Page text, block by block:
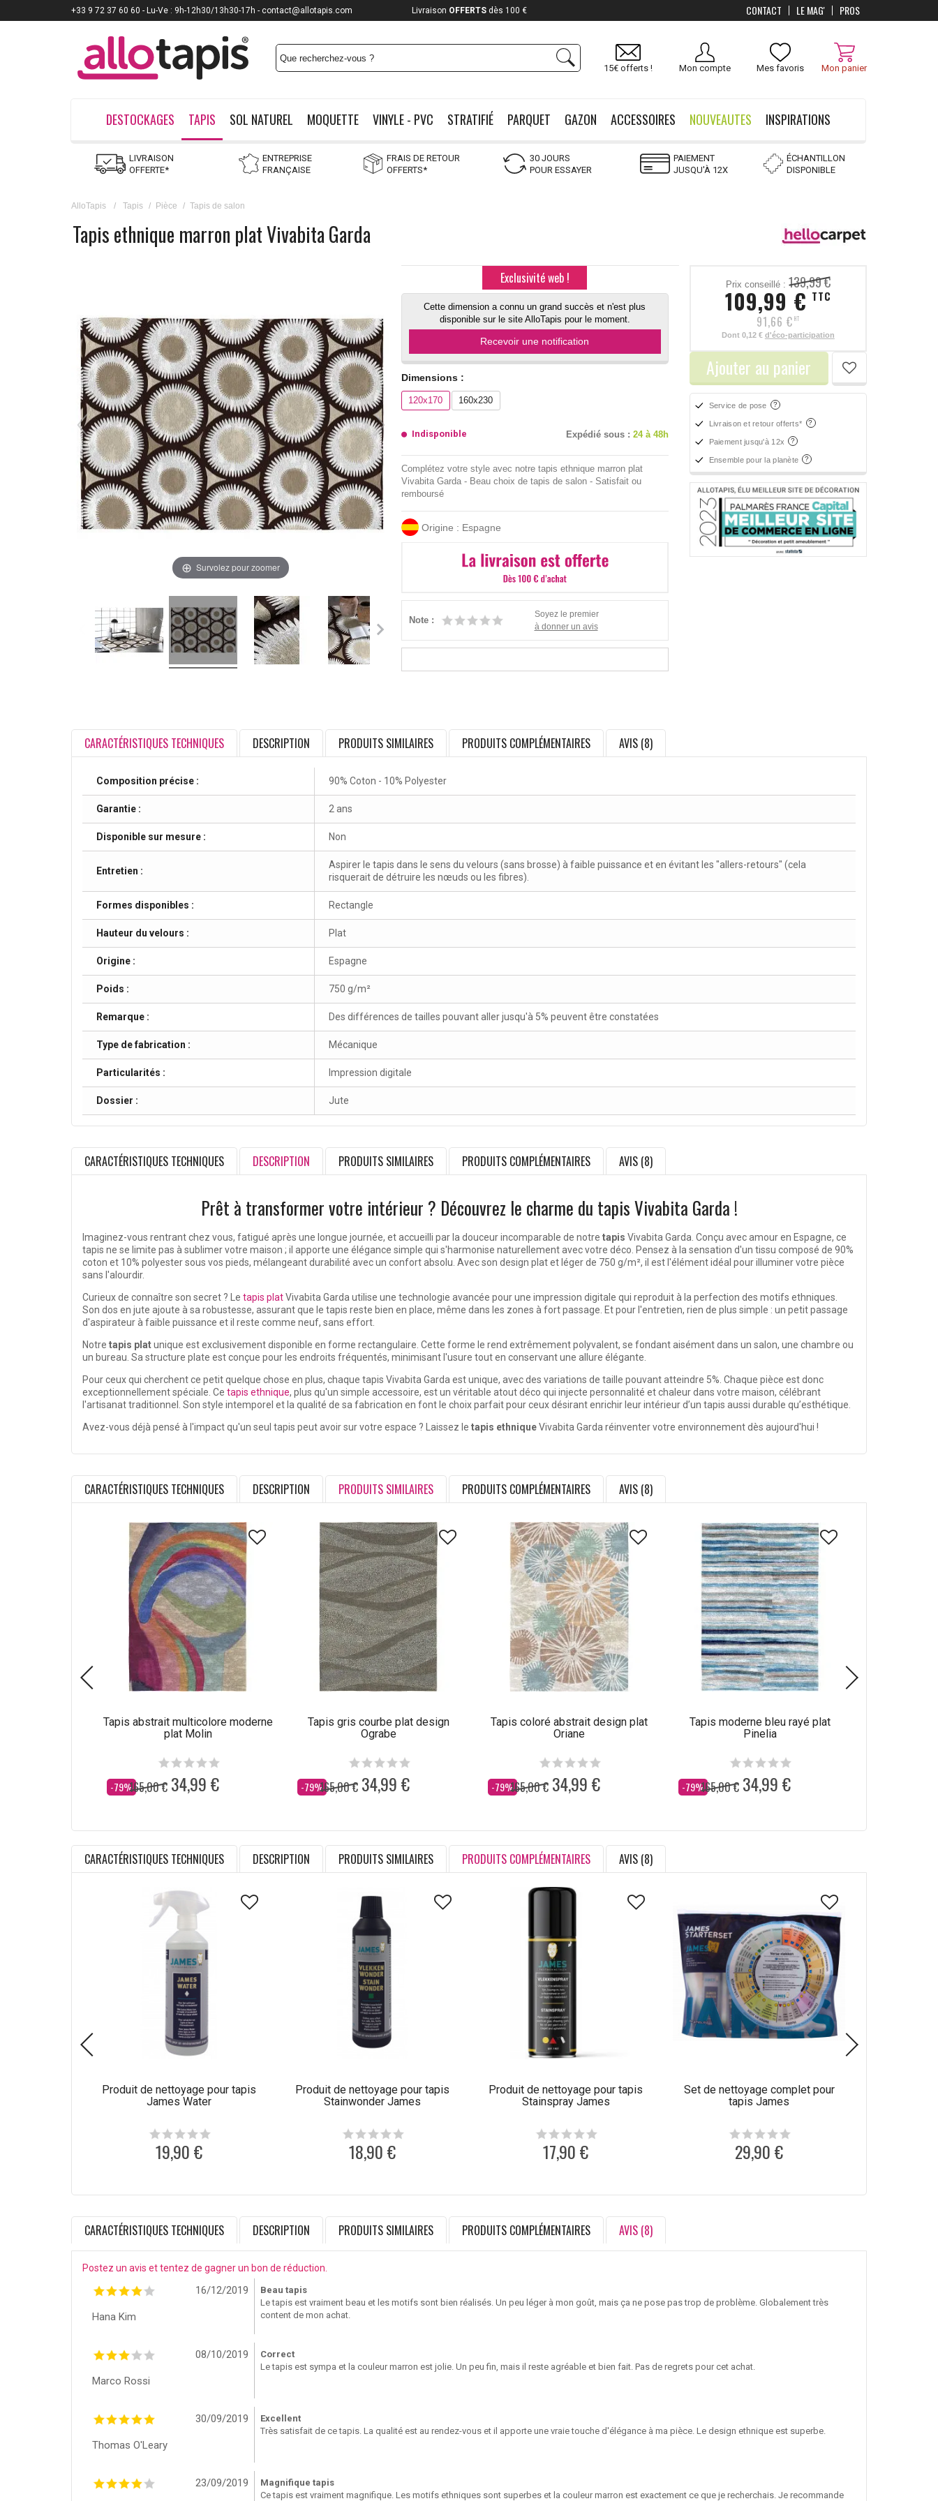
Mon panier
Mes favoris
Mon compte
15€ offerts !
DESTOCKAGES TAPIS SOL NATUREL MOQUETTE VINYLE - PVC STRATIFIÉ PARQUET GAZON ACCESSOIRES NOUVEAUTES INSPIRATIONS
LIVRAISON
OFFERTE*
ENTREPRISE
FRANÇAISE
FRAIS DE RETOUR
OFFERTS*
30 JOURS
POUR ESSAYER
PAIEMENT
JUSQU'À 12X
ÉCHANTILLON
DISPONIBLE
AlloTapis / Tapis / Pièce / Tapis de salon
Tapis ethnique marron plat Vivabita Garda
Survolez pour zoomer
Exclusivité web !
Cette dimension a connu un grand succès et n'est plus
disponible sur le site AlloTapis pour le moment.
Recevoir une notification
Dimensions :
120x170 160x230
Indisponible Expédié sous : 24 à 48h
Complétez votre style avec notre tapis ethnique marron plat
Vivabita Garda - Beau choix de tapis de salon - Satisfait ou
remboursé
Origine : Espagne
Note :
Soyez le premier
à donner un avis
Prix conseillé : 139,99 €
109,99 € TTC
91,66 € HT
Dont 0,12 € d'éco-participation
Ajouter au panier
Service de pose
Livraison et retour offerts*
Paiement jusqu'à 12x
Ensemble pour la planète
CARACTÉRISTIQUES TECHNIQUES DESCRIPTION PRODUITS SIMILAIRES PRODUITS COMPLÉMENTAIRES AVIS (8)
Composition précise : 90% Coton - 10% Polyester
Garantie : 2 ans
Disponible sur mesure : Non
Entretien :
Aspirer le tapis dans le sens du velours (sans brosse) à faible puissance et en évitant les "allers-retours" (cela
risquerait de détruire les nœuds ou les fibres).
Formes disponibles : Rectangle
Hauteur du velours : Plat
Origine : Espagne
Poids : 750 g/m²
Remarque : Des différences de tailles pouvant aller jusqu'à 5% peuvent être constatées
Type de fabrication : Mécanique
Particularités : Impression digitale
Dossier : Jute
CARACTÉRISTIQUES TECHNIQUES DESCRIPTION PRODUITS SIMILAIRES PRODUITS COMPLÉMENTAIRES AVIS (8)
Prêt à transformer votre intérieur ? Découvrez le charme du tapis Vivabita Garda !
Imaginez-vous rentrant chez vous, fatigué après une longue journée, et accueilli par la douceur incomparable de notre tapis Vivabita Garda. Conçu avec amour en Espagne, ce
tapis ne se limite pas à sublimer votre maison ; il apporte une élégance simple qui s'harmonise naturellement avec votre déco. Pensez à la sensation d'un tissu composé de 90%
coton et 10% polyester sous vos pieds, mélangeant durabilité avec un confort absolu. Avec son design plat et léger de 750 g/m², il est l'élément idéal pour illuminer votre pièce
sans l'alourdir.
Curieux de connaître son secret ? Le tapis platVivabita Garda utilise une technologie avancée pour une impression digitale qui reproduit à la perfection des motifs ethniques.
Son dos en jute ajoute à sa robustesse, assurant que le tapis reste bien en place, même dans les zones à fort passage. Et pour l'entretien, rien de plus simple : un petit passage
d'aspirateur à faible puissance et il reste comme neuf, sans effort.
Notre tapis platunique est exclusivement disponible en forme rectangulaire. Cette forme le rend extrêmement polyvalent, se fondant aisément dans un salon, une chambre ou
un bureau. Sa structure plate est conçue pour les endroits fréquentés, minimisant l'usure tout en conservant une allure élégante.
Pour ceux qui cherchent ce petit quelque chose en plus, chaque tapis Vivabita Garda est unique, avec des variations de taille pouvant atteindre 5%. Chaque pièce est donc
exceptionnellement spéciale. Ce tapis ethnique, plus qu'un simple accessoire, est un véritable atout déco qui injecte personnalité et chaleur dans votre maison, célébrant
l'artisanat traditionnel. Son style intemporel et la qualité de sa fabrication en font le choix parfait pour ceux désirant enrichir leur intérieur d’un tapis aussi durable qu’esthétique.
Avez-vous déjà pensé à l'impact qu'un seul tapis peut avoir sur votre espace ? Laissez le tapis ethniqueVivabita Garda réinventer votre environnement dès aujourd'hui !
CARACTÉRISTIQUES TECHNIQUES DESCRIPTION PRODUITS SIMILAIRES PRODUITS COMPLÉMENTAIRES AVIS (8)
Tapis abstrait multicolore moderne
plat Molin
-79%
Dès 165,00 € 34,99 €
Tapis gris courbe plat design
Ograbe
-79%
Dès 165,00 € 34,99 €
Tapis coloré abstrait design plat
Oriane
-79%
Dès 165,00 € 34,99 €
Tapis moderne bleu rayé plat
Pinelia
-79%
Dès 165,00 € 34,99 €
CARACTÉRISTIQUES TECHNIQUES DESCRIPTION PRODUITS SIMILAIRES PRODUITS COMPLÉMENTAIRES AVIS (8)
Produit de nettoyage pour tapis
James Water
19,90 €
Produit de nettoyage pour tapis
Stainwonder James
18,90 €
Produit de nettoyage pour tapis
Stainspray James
17,90 €
Set de nettoyage complet pour
tapis James
29,90 €
CARACTÉRISTIQUES TECHNIQUES DESCRIPTION PRODUITS SIMILAIRES PRODUITS COMPLÉMENTAIRES AVIS (8)
Postez un avis et tentez de gagner un bon de réduction.
16/12/2019
Hana Kim
Beau tapis
Le tapis est vraiment beau et les motifs sont bien réalisés. Un peu léger à mon goût, mais ça ne pose pas trop de problème. Globalement très
content de mon achat.
08/10/2019
Marco Rossi
Correct
Le tapis est sympa et la couleur marron est jolie. Un peu fin, mais il reste agréable et bien fait. Pas de regrets pour cet achat.
30/09/2019
Thomas O'Leary
Excellent
Très satisfait de ce tapis. La qualité est au rendez-vous et il apporte une vraie touche d'élégance à ma pièce. Le design ethnique est superbe.
23/09/2019
Magnifique tapis
Ce tapis est vraiment magnifique. Les motifs ethniques sont superbes et la couleur marron est exactement ce que je recherchais. Je recommande
PROS
LE MAG'
CONTACT
+33 9 72 37 60 60 - Lu-Ve : 9h-12h30/13h30-17h - contact@allotapis.com Payez jusqu'à12x OFFERTSdès 100 €